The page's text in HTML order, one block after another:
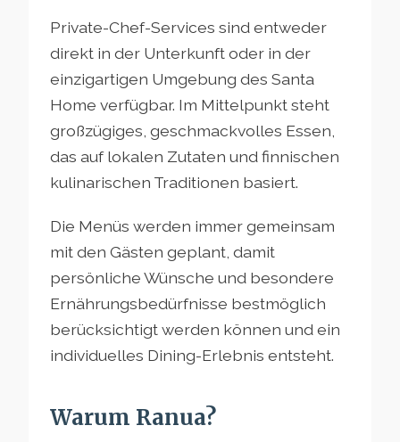
Private-Chef-Services sind entweder
direkt in der Unterkunft oder in der
einzigartigen Umgebung des Santa
Home verfügbar. Im Mittelpunkt steht
großzügiges, geschmackvolles Essen,
das auf lokalen Zutaten und finnischen
kulinarischen Traditionen basiert.
Die Menüs werden immer gemeinsam
mit den Gästen geplant, damit
persönliche Wünsche und besondere
Ernährungsbedürfnisse bestmöglich
berücksichtigt werden können und ein
individuelles Dining-Erlebnis entsteht.
Warum Ranua?